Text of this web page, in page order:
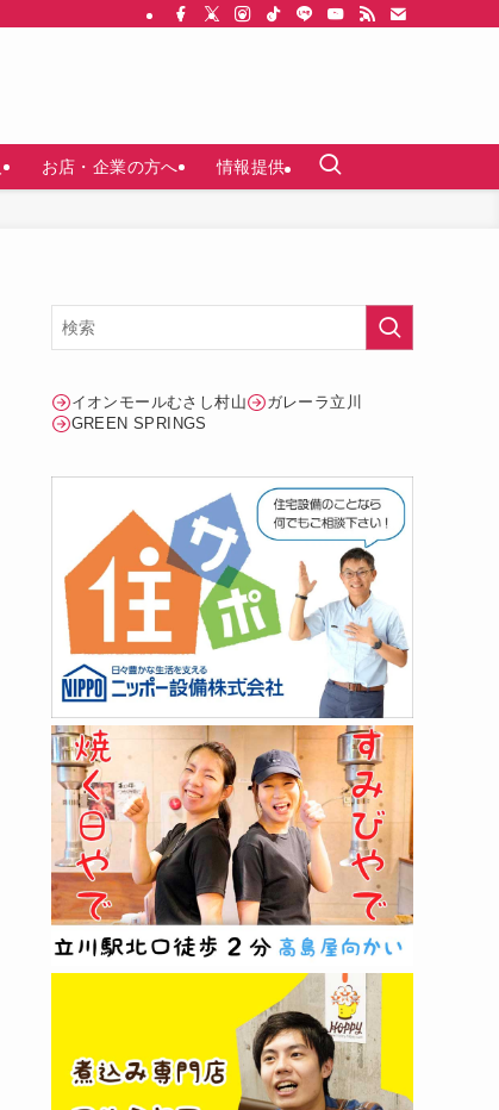
お店・企業の方へ 情報提供
イオンモールむさし村山
ガレーラ立川
GREEN SPRINGS